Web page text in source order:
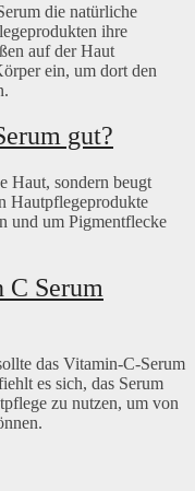
die natürliche
ihre
auf der Haut
ein, um dort den
gut?
Haut, sondern beugt
Hautpflegeprodukte
und um Pigmentflecke
Serum
das Vitamin-C-Serum
es sich, das Serum
zu nutzen, um von